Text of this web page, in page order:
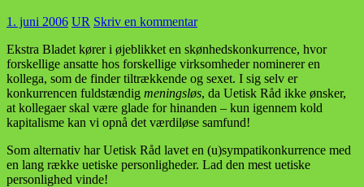
1. juni 2006 UR Skriv en kommentar
Ekstra Bladet kører i øjeblikket en skønhedskonkurrence, hvor
forskellige ansatte hos forskellige virksomheder nominerer en
kollega, som de finder tiltrækkende og sexet. I sig selv er
konkurrencen fuldstændig meningsløs, da Uetisk Råd ikke ønsker,
at kollegaer skal være glade for hinanden – kun igennem kold
kapitalisme kan vi opnå det værdiløse samfund!
Som alternativ har Uetisk Råd lavet en (u)sympatikonkurrence med
en lang række uetiske personligheder. Lad den mest uetiske
personlighed vinde!